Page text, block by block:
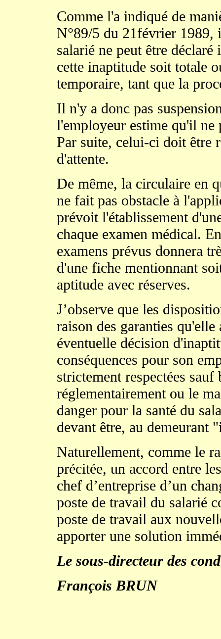
Comme l'a indiqué de
N°89/5 du 21février 1989,
salarié ne peut être
cette inaptitude soit totale
temporaire, tant que la
Il n'y a donc pas
l'employeur estime qu'il ne
Par suite, celui-ci doit être
d'attente.
De même, la circulaire en
ne fait pas obstacle à
prévoit l'établissement
chaque examen médical.
examens prévus donnera
d'une fiche mentionnant
aptitude avec réserves.
J’observe que les
raison des garanties
éventuelle décision
conséquences pour son
strictement respectées
réglementairement ou le
danger pour la santé du
devant être, au demeurant
Naturellement, comme le
précitée, un accord entre
chef d’entreprise d’un
poste de travail du salarié
poste de travail aux
apporter une solution
Le sous-directeur des
François BRUN